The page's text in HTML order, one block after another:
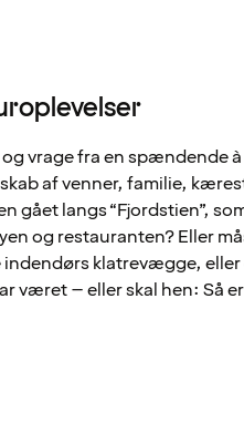
vrage fra en spændende
af venner, familie,
gået langs “Fjordstien”,
og restauranten? Eller
indendørs klatrevægge, eller
været – eller skal hen: Så